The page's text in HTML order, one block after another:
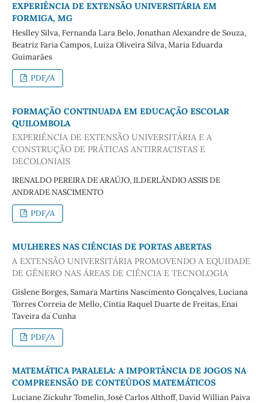
EXPERIÊNCIA DE EXTENSÃO UNIVERSITÁRIA EM
FORMIGA, MG
Heslley Silva, Fernanda Lara Belo, Jonathan Alexandre de Souza,
Beatriz Faria Campos, Luiza Oliveira Silva, Maria Eduarda
Guimarães
PDF/A
FORMAÇÃO CONTINUADA EM EDUCAÇÃO ESCOLAR
QUILOMBOLA
EXPERIÊNCIA DE EXTENSÃO UNIVERSITÁRIA E A
CONSTRUÇÃO DE PRÁTICAS ANTIRRACISTAS E
DECOLONIAIS
IRENALDO PEREIRA DE ARAÚJO, ILDERLÂNDIO ASSIS DE
ANDRADE NASCIMENTO
PDF/A
MULHERES NAS CIÊNCIAS DE PORTAS ABERTAS
A EXTENSÃO UNIVERSITÁRIA PROMOVENDO A EQUIDADE
DE GÊNERO NAS ÁREAS DE CIÊNCIA E TECNOLOGIA
Gislene Borges, Samara Martins Nascimento Gonçalves, Luciana
Torres Correia de Mello, Cintia Raquel Duarte de Freitas, Enai
Taveira da Cunha
PDF/A
MATEMÁTICA PARALELA: A IMPORTÂNCIA DE JOGOS NA
COMPREENSÃO DE CONTEÚDOS MATEMÁTICOS
Luciane Zickuhr Tomelin, José Carlos Althoff, David Willian Paiva